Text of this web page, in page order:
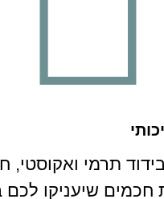
תרמי ואקוסטי,
חכמים שיעניקו לכם